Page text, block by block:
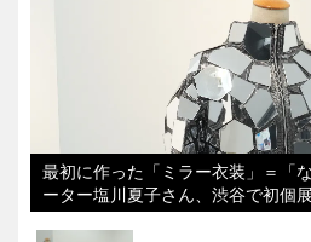
最初に作った「ミラー衣装」＝「
ーター塩川夏子さん、渋谷で初個展